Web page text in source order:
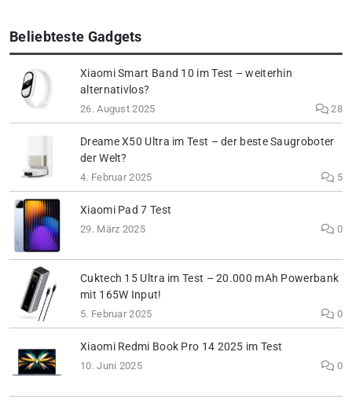
Beliebteste Gadgets
Xiaomi Smart Band 10 im Test – weiterhin
alternativlos?
26. August 2025 28
Dreame X50 Ultra im Test – der beste Saugroboter
der Welt?
4. Februar 2025 5
Xiaomi Pad 7 Test
29. März 2025 0
Cuktech 15 Ultra im Test – 20.000 mAh Powerbank
mit 165W Input!
5. Februar 2025 0
Xiaomi Redmi Book Pro 14 2025 im Test
10. Juni 2025 0